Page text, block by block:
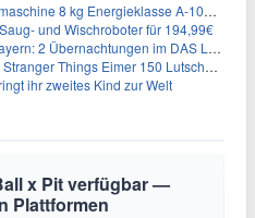
8 kg Energieklasse A-10% 1400 U/Min für 289,97€
und Wischroboter für 194,99€
im DAS LUDWIG Sports Resort inkl. HP + Wellness ab 174€ p.P.
Things Eimer 150 Lutscher für 21,95€
ihr zweites Kind zur Welt
x Pit verfügbar —
Plattformen